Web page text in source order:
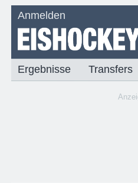
Anmelden
Ergebnisse Transfers